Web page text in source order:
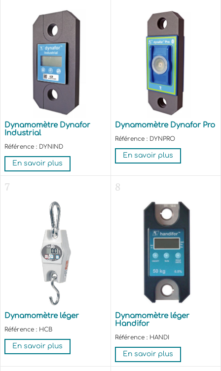
Dynamomètre Dynafor
Industrial
Référence : DYNIND
En savoir plus
Dynamomètre Dynafor Pro
Référence : DYNPRO
En savoir plus
7
Dynamomètre léger
Référence : HCB
En savoir plus
8
Dynamomètre léger
Handifor
Référence : HANDI
En savoir plus